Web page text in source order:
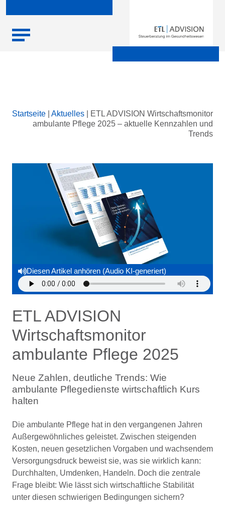
Startseite Aktuelles
ETL ADVISION Wirtschaftsmonitor
ambulante Pflege 2025 – aktuelle Kennzahlen und
Trends
Diesen Artikel anhören (Audio KI-generiert)
ETL ADVISION
Wirtschaftsmonitor
ambulante Pflege 2025
Neue Zahlen, deutliche Trends: Wie
ambulante Pflegedienste wirtschaftlich Kurs
halten
Die ambulante Pflege hat in den vergangenen Jahren
Außergewöhnliches geleistet. Zwischen steigenden
Kosten, neuen gesetzlichen Vorgaben und wachsendem
Versorgungsdruck beweist sie, was sie wirklich kann:
Durchhalten, Umdenken, Handeln. Doch die zentrale
Frage bleibt: Wie lässt sich wirtschaftliche Stabilität
unter diesen schwierigen Bedingungen sichern?